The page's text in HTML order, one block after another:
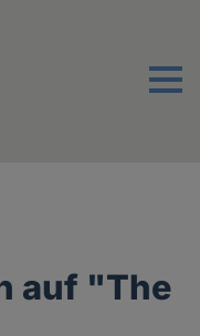
Menu
auf "The